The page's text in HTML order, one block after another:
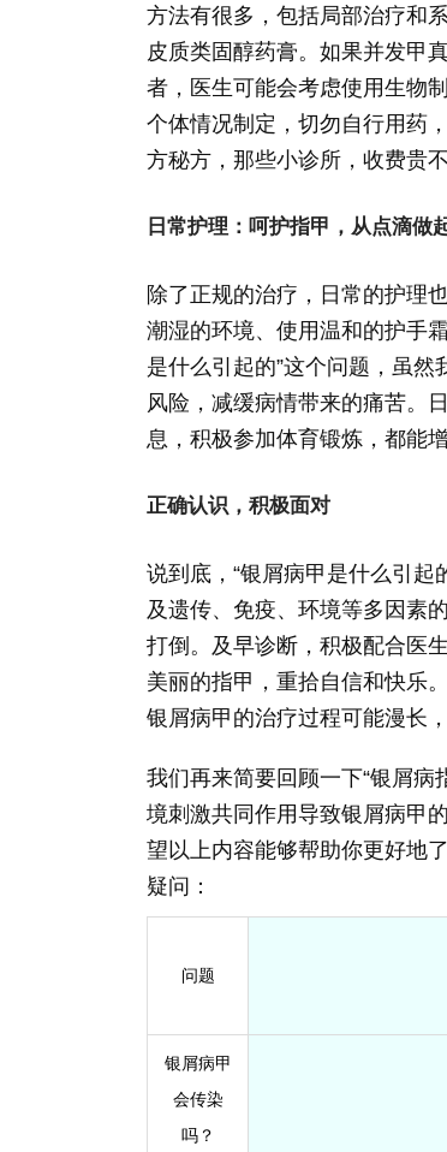
方法有很多，包括局部治疗和
皮质类固醇药膏。如果并发甲
者，医生可能会考虑使用生物
个体情况制定，切勿自行用药
方秘方，那些小诊所，收费贵
日常护理：呵护指甲，从点滴做
除了正规的治疗，日常的护理
潮湿的环境、使用温和的护手
是什么引起的”这个问题，虽
风险，减缓病情带来的痛苦。
息，积极参加体育锻炼，都能
正确认识，积极面对
说到底，“银屑病甲是什么引
及遗传、免疫、环境等多因素
打倒。及早诊断，积极配合医
美丽的指甲，重拾自信和快乐
银屑病甲的治疗过程可能漫长
我们再来简要回顾一下“银屑
境刺激共同作用导致银屑病甲
望以上内容能够帮助你更好地
疑问：
问题
银屑病甲
会传染
吗？